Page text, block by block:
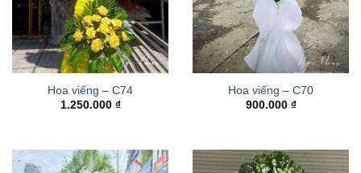
Hoa viếng – C74
1.250.000 ₫
Hoa viếng – C70
900.000 ₫